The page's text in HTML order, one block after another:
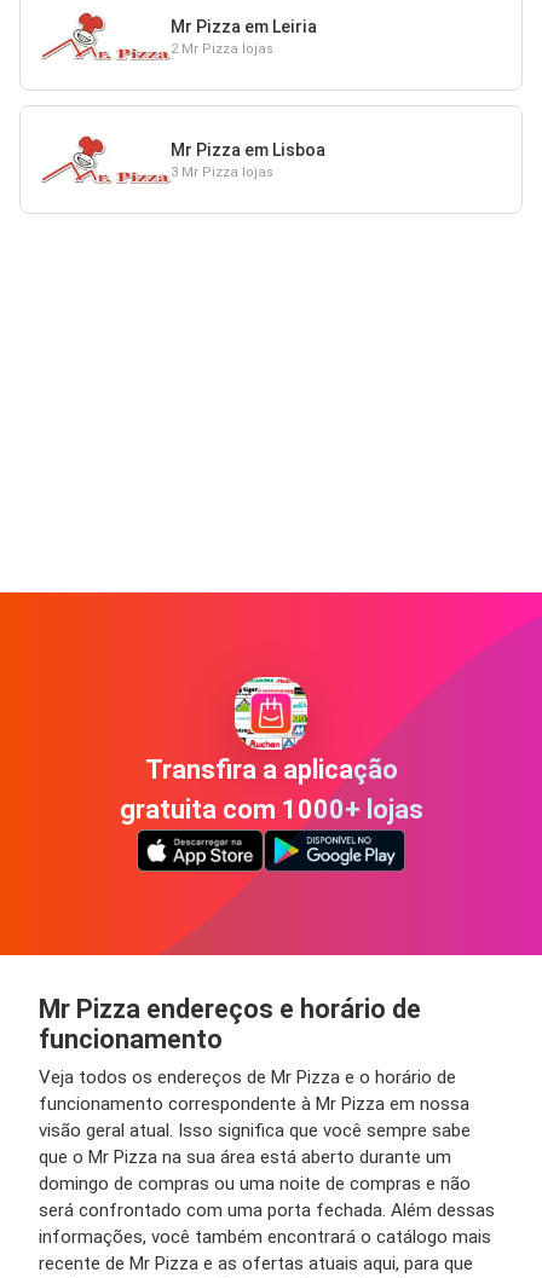
Mr Pizza em Leiria
2 Mr Pizza lojas
Mr Pizza em Lisboa
3 Mr Pizza lojas
Transfira a aplicação
gratuita com 1000+ lojas
Mr Pizza endereços e horário de
funcionamento
Veja todos os endereços de Mr Pizza e o horário de
funcionamento correspondente à Mr Pizza em nossa
visão geral atual. Isso significa que você sempre sabe
que o Mr Pizza na sua área está aberto durante um
domingo de compras ou uma noite de compras e não
será confrontado com uma porta fechada. Além dessas
informações, você também encontrará o catálogo mais
recente de Mr Pizza e as ofertas atuais aqui, para que